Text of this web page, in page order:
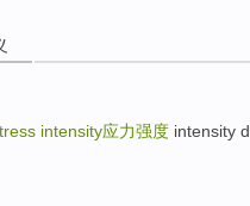
intensity应力强度 intensity